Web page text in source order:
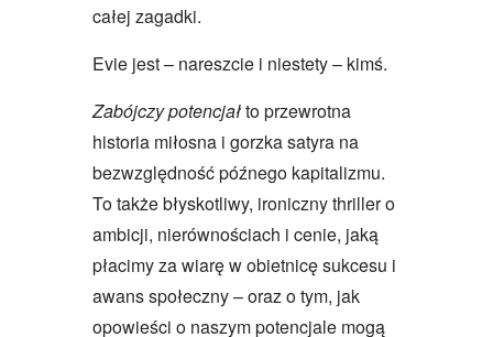
całej zagadki.
Evie jest – nareszcie i niestety – kimś.
Zabójczy potencjałto przewrotna
historia miłosna i gorzka satyra na
bezwzględność późnego kapitalizmu.
To także błyskotliwy, ironiczny thriller o
ambicji, nierównościach i cenie, jaką
płacimy za wiarę w obietnicę sukcesu i
awans społeczny – oraz o tym, jak
opowieści o naszym potencjale mogą